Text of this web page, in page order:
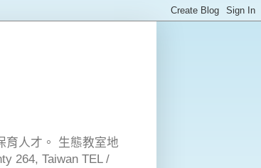
育人才。 生態教室地
264, Taiwan TEL /